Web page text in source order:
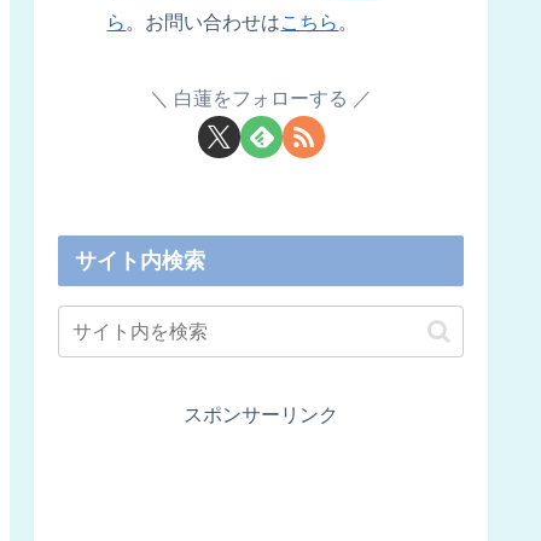
ら 。お問い合わせはこちら 。
白蓮をフォローする
サイト内検索
スポンサーリンク